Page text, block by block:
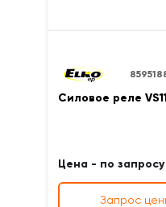
Силовое реле
Цена - по запросу
Запрос